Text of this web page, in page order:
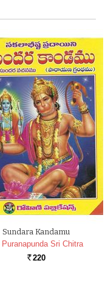
Sundara Kandamu
Puranapunda Sri Chitra
Rs. 220